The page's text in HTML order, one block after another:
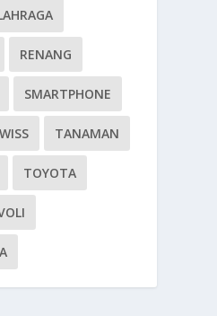
RENANG
SMARTPHONE
TANAMAN
TOYOTA